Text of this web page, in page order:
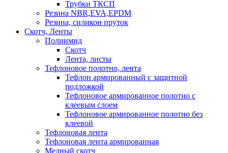
Трубки ТКСП
Резина NBR,EVA,EPDM
Резина, силикон пруток
Скотч, Ленты
Полиимид
Скотч
Лента, листы
Тефлоновое полотно, лента
Тефлон армированный с защитной
подложкой
Тефлоновое армированное полотно с
клеевым слоем
Тефлоновое армированное полотно без
клеевой
Тефлоновая лента
Тефлоновая лента армированная
Медный скотч